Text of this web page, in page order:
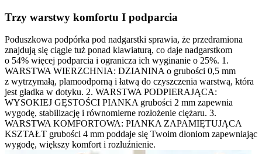
Trzy warstwy komfortu I podparcia
Poduszkowa podpórka pod nadgarstki sprawia, że przedramiona
znajdują się ciągle tuż ponad klawiaturą, co daje nadgarstkom
o 54% więcej podparcia i ogranicza ich wyginanie o 25%. 1.
WARSTWA WIERZCHNIA: DZIANINA o grubości 0,5 mm
z wytrzymałą, plamoodporną i łatwą do czyszczenia warstwą, która
jest gładka w dotyku. 2. WARSTWA PODPIERAJĄCA:
WYSOKIEJ GĘSTOŚCI PIANKA grubości 2 mm zapewnia
wygodę, stabilizację i równomierne rozłożenie ciężaru. 3.
WARSTWA KOMFORTOWA: PIANKA ZAPAMIĘTUJĄCA
KSZTAŁT grubości 4 mm poddaje się Twoim dłoniom zapewniając
wygodę, większy komfort i rozluźnienie.